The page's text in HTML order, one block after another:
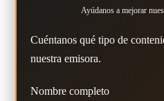
Ayúdanos a mejorar
Cuéntanos qué tipo de
nuestra emisora.
Nombre completo